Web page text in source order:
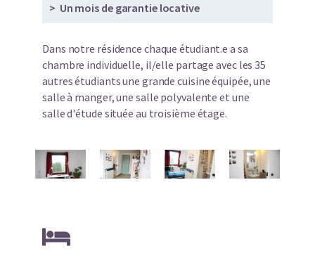
> Un mois de garantie locative
Dans notre résidence chaque étudiant.e a sa
chambre individuelle, il/elle partage avec les 35
autres étudiants une grande cuisine équipée, une
salle à manger, une salle polyvalente et une
salle d'étude située au troisième étage.